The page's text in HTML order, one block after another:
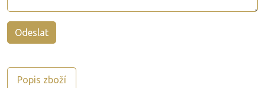
Popis zboží